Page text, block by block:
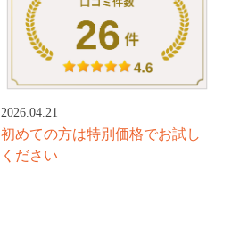
2026.04.21
初めての方は特別価格でお試し
ください